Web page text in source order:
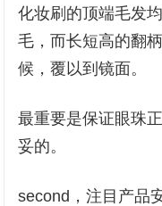
化妆刷的顶端毛发
毛，而长短高的翻
候，覆以到镜面。
最重要是保证眼珠
妥的。
second，注目产品